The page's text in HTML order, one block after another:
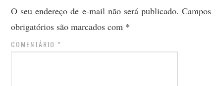
O seu endereço de e-mail não será publicado. Campos
obrigatórios são marcados com *
COMENTÁRIO *